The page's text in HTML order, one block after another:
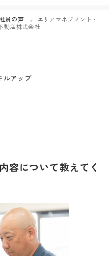
員の声
エリアマネジメント・
動産株式会社
ルアップ
容について教えてく